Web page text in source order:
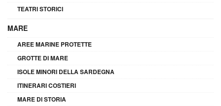
TEATRI STORICI
MARE
AREE MARINE PROTETTE
GROTTE DI MARE
ISOLE MINORI DELLA SARDEGNA
ITINERARI COSTIERI
MARE DI STORIA